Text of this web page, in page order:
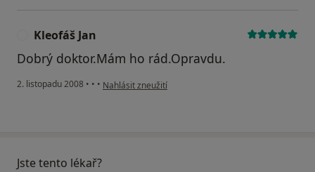
Kleofáš Jan
Dobrý doktor.Mám ho rád.Opravdu.
2. listopadu 2008 • • • podle názoru uživatele Kleofáš Jan
Nahlásit zneužití
Jste tento lékař?